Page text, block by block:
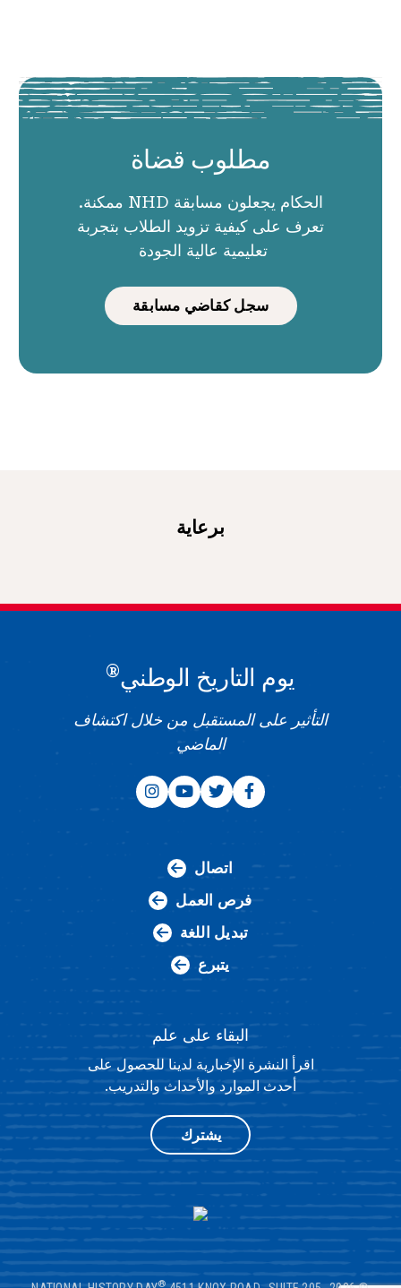
مطلوب قضاة
الحكام يجعلون مسابقة NHD ممكنة.
تعرف على كيفية تزويد الطلاب بتجربة
تعليمية عالية الجودة
سجل كقاضي مسابقة
برعاية
يوم التاريخ الوطني®
التأثير على المستقبل من خلال اكتشاف
الماضي
اتصال
فرص العمل
تبديل اللغة
يتبرع
البقاء على علم
اقرأ النشرة الإخبارية لدينا للحصول على
أحدث الموارد والأحداث والتدريب.
يشترك
®